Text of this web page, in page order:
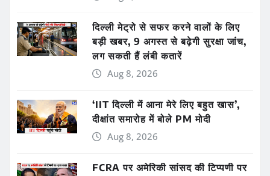
दिल्ली मेट्रो से सफर करने वालों के लिए
बड़ी खबर, 9 अगस्त से बढ़ेगी सुरक्षा जांच,
लग सकती हैं लंबी कतारें
Aug 8, 2026
‘IIT दिल्ली में आना मेरे लिए बहुत खास’,
दीक्षांत समारोह में बोले PM मोदी
Aug 8, 2026
FCRA पर अमेरिकी सांसद की टिप्पणी पर